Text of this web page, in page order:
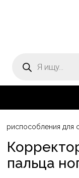
товаров
для
пальца